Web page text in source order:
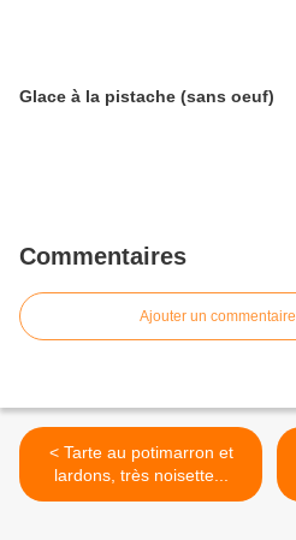
Glace à la pistache (sans oeuf)
Commentaires
Ajouter un commentaire
< Tarte au potimarron et
lardons, très noisette...